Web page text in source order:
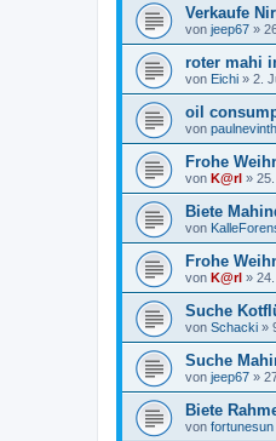
Verkaufe
von jeep67 »
roter mahi
von Eichi » 2.
oil
von
Frohe
von K@rl »
Biete
von
Frohe
von K@rl »
Suche
von Schacki »
Suche
von jeep67 »
Biete
von fortunesun